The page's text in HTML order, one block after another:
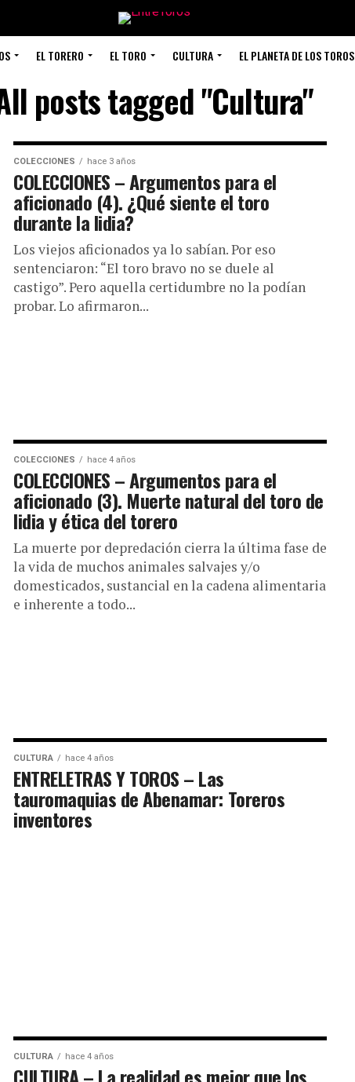
EL TORERO EL TORO CULTURA EL PLANETA DE LOS TOROS
posts tagged "Cultura"
COLECCIONES hace 3 años
COLECCIONES – Argumentos para el
aficionado (4). ¿Qué siente el toro
durante la lidia?
Los viejos aficionados ya lo sabían. Por eso
sentenciaron: “El toro bravo no se duele al
castigo”. Pero aquella certidumbre no la podían
probar. Lo afirmaron...
COLECCIONES hace 4 años
COLECCIONES – Argumentos para el
aficionado (3). Muerte natural del toro de
lidia y ética del torero
La muerte por depredación cierra la última fase de
la vida de muchos animales salvajes y/o
domesticados, sustancial en la cadena alimentaria
e inherente a todo...
CULTURA hace 4 años
ENTRELETRAS Y TOROS – Las
tauromaquias de Abenamar: Toreros
inventores
CULTURA hace 4 años